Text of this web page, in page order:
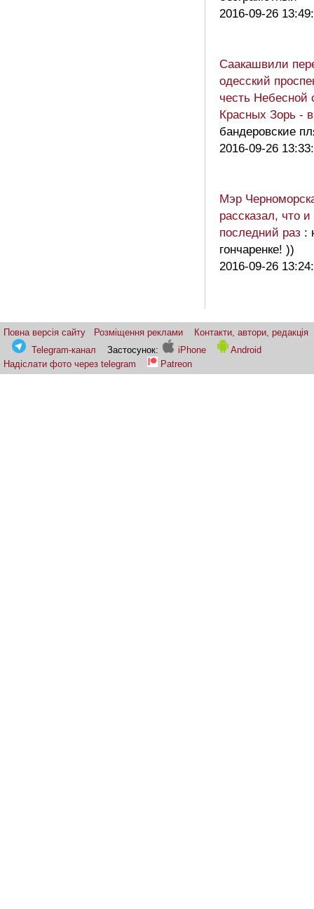
2016-09-26
Саакашвили
одесский
честь Небесной
Красных Зорь -
бандеровские
2016-09-26
Мэр
рассказал, что и
последний раз :
гончаренке! ))
2016-09-26
Повна версія сайту Розміщення реклами
Контакти, автори, редакція
Telegram-канал
Застосунок: iPhone
Android
Надіслати фото через telegram
Patreon